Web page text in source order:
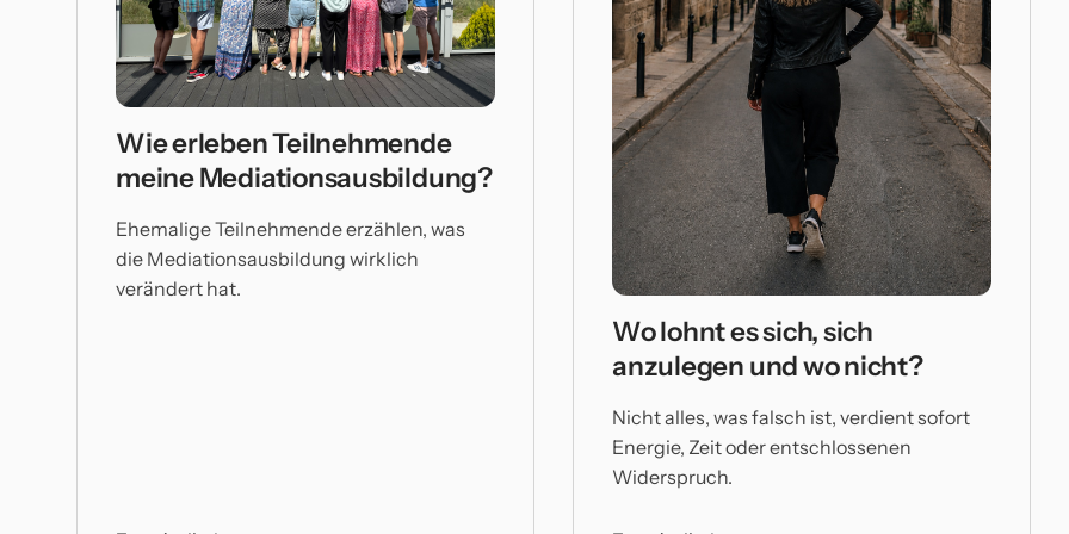
Wie erleben Teilnehmende
meine Mediationsausbildung?
Ehemalige Teilnehmende erzählen, was
die Mediationsausbildung wirklich
verändert hat.
Wo lohnt es sich, sich
anzulegen und wo nicht?
Nicht alles, was falsch ist, verdient sofort
Energie, Zeit oder entschlossenen
Widerspruch.